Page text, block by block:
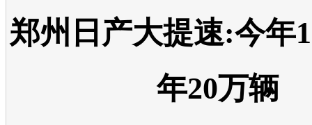
郑州日产大提速:今年
年20万辆